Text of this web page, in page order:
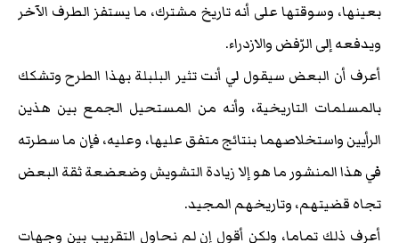
بعينها، وسوقتها على أنه تاريخ مشترك، ما يستفز الطرف الآخر
ويدفعه إلى الرّفض والازدراء.
أعرف أن البعض سيقول لي أنت تثير البلبلة بهذا الطرح وتشكك
بالمسلمات التاريخية، وأنه من المستحيل الجمع بين هذين
الرأيين واستخلاصهما بنتائج متفق عليها، وعليه، فإن ما سطرته
في هذا المنشور ما هو إلا زيادة التشويش وضعضعة ثقة البعض
تجاه قضيتهم، وتاريخهم المجيد.
أعرف ذلك تماما، ولكن أقول إن لم نحاول التقريب بين وجهات